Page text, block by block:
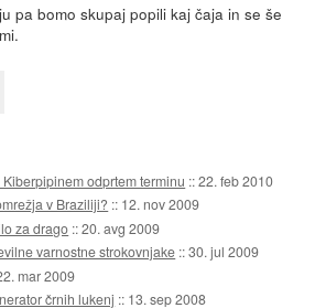
pa bomo skupaj popili kaj čaja in se še
odprtem terminu ::22. feb 2010
v Braziliji? :: 12. nov 2009
za drago ::20. avg 2009
varnostne strokovnjake ::30. jul 2009
mar 2009
črnih lukenj :: 13. sep 2008